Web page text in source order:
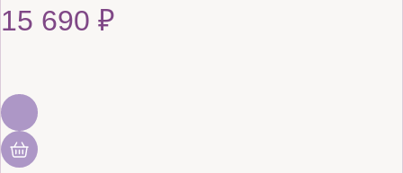
15 690 ₽